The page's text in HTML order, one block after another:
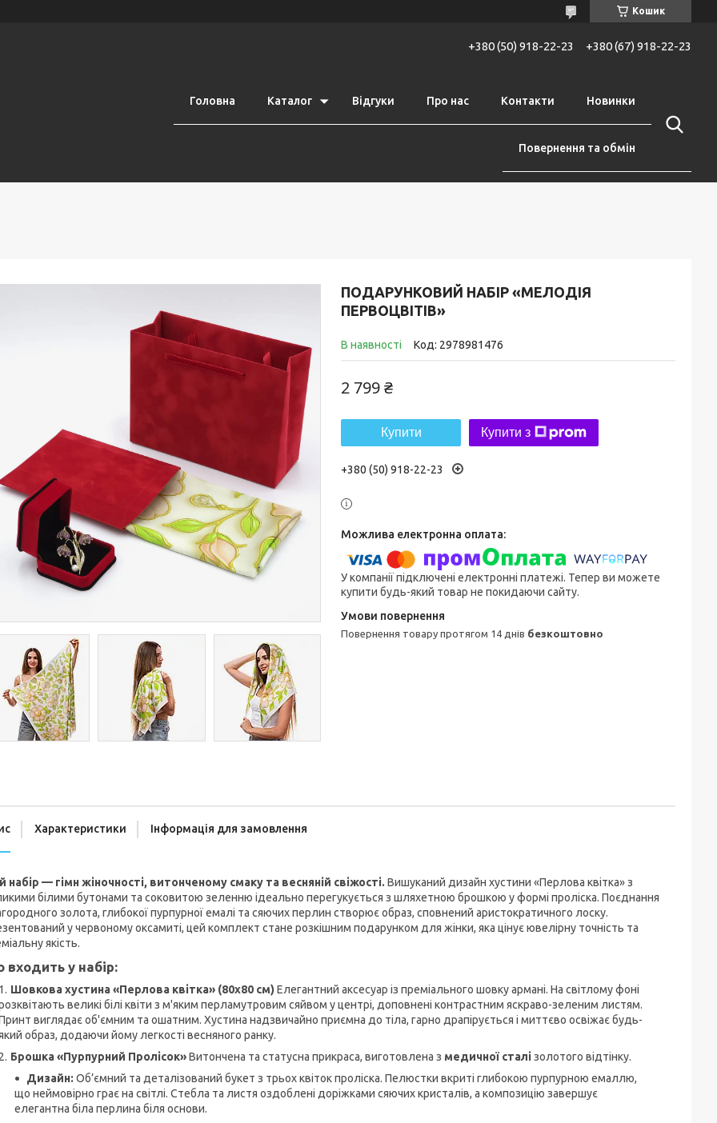
Кошик
+380 (50) 918-22-23 +380 (67) 918-22-23
Головна Каталог Відгуки Про нас Контакти Новинки
Повернення та обмін
ПОДАРУНКОВИЙ НАБІР «МЕЛОДІЯ
ПЕРВОЦВІТІВ»
В наявності Код: 2978981476
2 799 ₴
Купити Купити з
+380 (50) 918-22-23
У компанії підключені електронні платежі. Тепер ви можете
купити будь-який товар не покидаючи сайту.
повернення товару протягом 14 днів безкоштовно
Характеристики Інформація для замовлення
набір — гімн жіночності, витонченому смаку та весняній свіжості. Вишуканий дизайн хустини «Перлова квітка» з
білими бутонами та соковитою зеленню ідеально перегукується з шляхетною брошкою у формі проліска. Поєднання
золота, глибокої пурпурної емалі та сяючих перлин створює образ, сповнений аристократичного лоску.
у червоному оксамиті, цей комплект стане розкішним подарунком для жінки, яка цінує ювелірну точність та
якість.
входить у набір:
Шовкова хустина «Перлова квітка» (80х80 см) Елегантний аксесуар із преміального шовку армані. На світлому фоні
великі білі квіти з м'яким перламутровим сяйвом у центрі, доповнені контрастним яскраво-зеленим листям.
виглядає об'ємним та ошатним. Хустина надзвичайно приємна до тіла, гарно драпірується і миттєво освіжає будь-
образ, додаючи йому легкості весняного ранку.
Брошка «Пурпурний Пролісок»Витончена та статусна прикраса, виготовлена з медичної сталі золотого відтінку.
Дизайн: Об’ємний та деталізований букет з трьох квіток проліска. Пелюстки вкриті глибокою пурпурною емаллю,
що неймовірно грає на світлі. Стебла та листя оздоблені доріжками сяючих кристалів, а композицію завершує
елегантна біла перлина біля основи.